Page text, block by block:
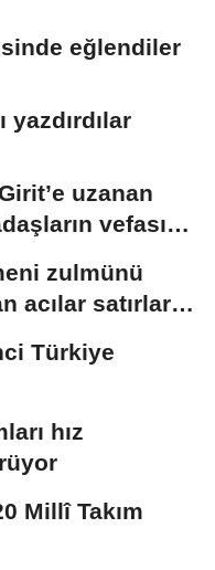
eğlendiler
yazdırdılar
uzanan
vefası
zulmünü
acılar satırlara
Türkiye
hız
Millî Takım